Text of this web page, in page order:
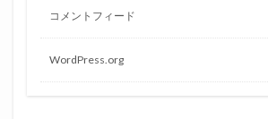
コメントフィード
WordPress.org